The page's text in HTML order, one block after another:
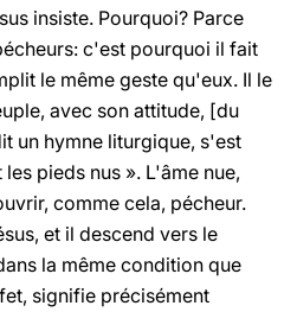
insiste. Pourquoi? Parce
c'est pourquoi il fait
le même geste qu'eux. Il le
avec son attitude, [du
un hymne liturgique, s'est
pieds nus ». L'âme nue,
comme cela, pécheur.
et il descend vers le
la même condition que
signifie précisément